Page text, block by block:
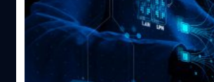
ปรึกษาด้าน Digital Transformation อ
ขยายฐานลูกค้าของ บลูบิคไปยังกลุ่มอง
การบริหารจัดการภายใน ซึ่งล้วนแต่เ
พร้อมลงทุนในด้านนวัตกรรมเพื่อเพิ่มค
ประสิทธิภาพในการบริหารจัดการองค์
บลูบิค (BBIK) มองอิทธิพลช่องทางออ
พฤติกรรมผู้บริโภคและปัจจัยแวดล้อมใ
รนด์การเปลี่ยนผ่านสู่ดิจิทัลปี 2022 หรื
Transformation เพื่อปลดล็อกศักยภา